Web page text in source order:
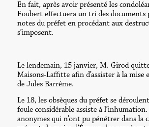
En fait, après avoir présenté les
Foubert effectuera un tri des documents
notes du préfet en procédant aux
s’imposent.
Le lendemain, 15 janvier, M. Girod
Maisons-Laffitte afin d’assister à la mise
de Jules Barrême.
Le 18, les obsèques du préfet se
foule considérable assiste à
anonymes qui n’ont pu pénétrer dans la